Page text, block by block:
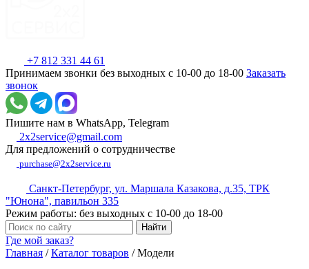
+7 812 331 44 61
Принимаем звонки без выходных с 10-00 до 18-00 Заказать
звонок
Пишите нам в WhatsApp, Telegram
2x2service@gmail.com
Для предложений о сотрудничестве
purchase@2x2service.ru
Санкт-Петербург, ул. Маршала Казакова, д.35, ТРК
"Юнона", павильон 335
Режим работы: без выходных с 10-00 до 18-00
Где мой заказ?
Главная /Каталог товаров /Модели